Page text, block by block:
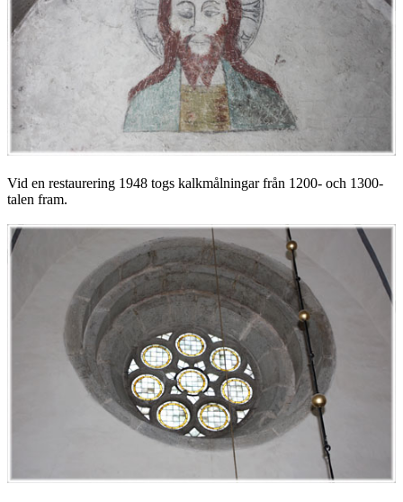
Vid en restaurering 1948 togs kalkmålningar från 1200- och 1300-
talen fram.